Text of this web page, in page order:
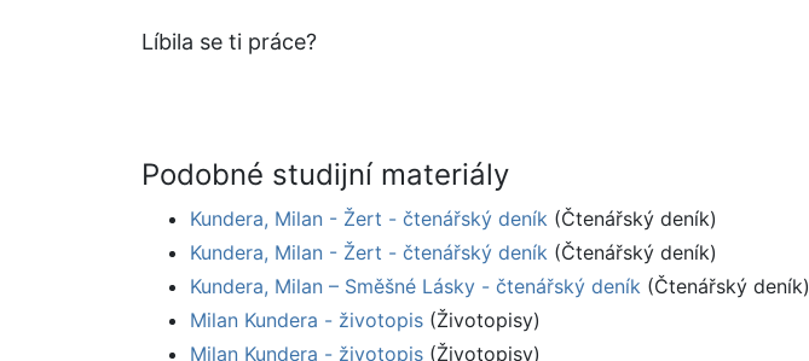
Líbila se ti práce?
Podobné studijní materiály
Kundera, Milan - Žert - čtenářský deník (Čtenářský deník)
Kundera, Milan - Žert - čtenářský deník (Čtenářský deník)
Kundera, Milan – Směšné Lásky - čtenářský deník (Čtenářský deník)
Milan Kundera - životopis (Životopisy)
Milan Kundera - životopis (Životopisy)